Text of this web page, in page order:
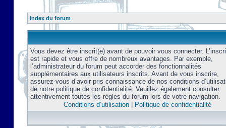
Index du forum
Vous devez être inscrit(e) avant de pouvoir vous connecter.
est rapide et vous offre de nombreux avantages. Par exemple,
l’administrateur du forum peut accorder des fonctionnalités
supplémentaires aux utilisateurs inscrits. Avant de vous inscrire,
assurez-vous d’avoir pris connaissance de nos conditions
de notre politique de confidentialité. Veuillez également consulter
attentivement toutes les règles du forum lors de votre navigation.
Conditions d’utilisation| Politique de confidentialité